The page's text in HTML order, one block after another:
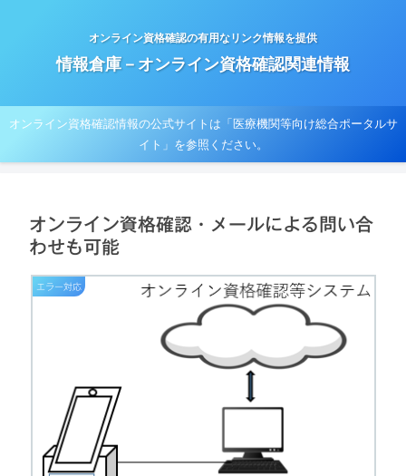
オンライン資格確認の有用なリンク情報を提供
情報倉庫－オンライン資格確認関連情報
オンライン資格確認情報の公式サイトは「医療機関等向け総合ポータルサ
イト」を参照ください。
オンライン資格確認・メールによる問い合
わせも可能
エラー対応